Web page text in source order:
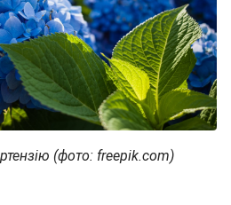
(фото: freepik.com)